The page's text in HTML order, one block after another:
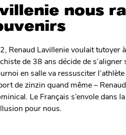
nous
Renaud Lavillenie voulait tutoyer
de 38 ans décide de s’aligner
en salle va ressusciter
de zinzin quand même –
Le Français s’envole dans
pour nous.